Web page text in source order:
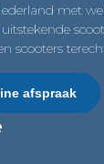
met
scooters
afspraak